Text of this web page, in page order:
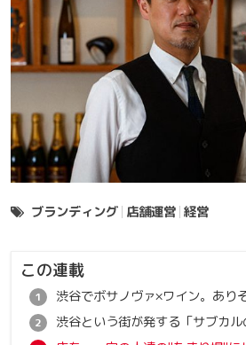
ブランディング 店舗運営 経営
この連載
渋谷という街が発する「サブカル